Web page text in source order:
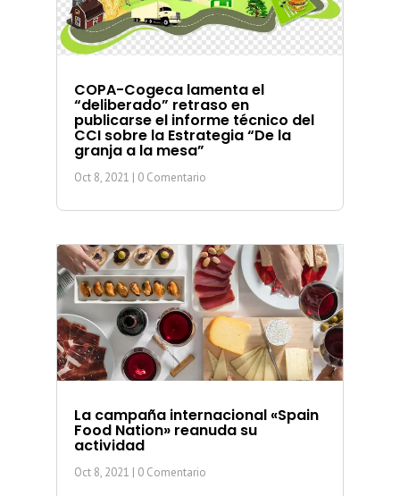
COPA-Cogeca lamenta el
“deliberado” retraso en
publicarse el informe técnico del
CCI sobre la Estrategia “De la
granja a la mesa”
Oct 8, 2021 | 0 Comentario
La campaña internacional «Spain
Food Nation» reanuda su
actividad
Oct 8, 2021 | 0 Comentario